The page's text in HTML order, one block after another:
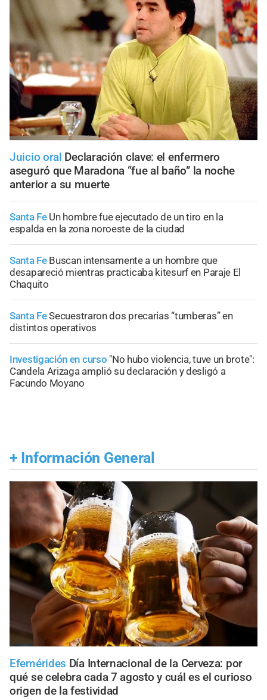
Juicio oral Declaración clave: el enfermero
aseguró que Maradona “fue al baño” la noche
anterior a su muerte
Santa Fe Un hombre fue ejecutado de un tiro en la
espalda en la zona noroeste de la ciudad
Santa Fe Buscan intensamente a un hombre que
desapareció mientras practicaba kitesurf en Paraje El
Chaquito
Santa FeSecuestraron dos precarias “tumberas” en
distintos operativos
Investigación en curso "No hubo violencia, tuve un brote":
Candela Arizaga amplió su declaración y desligó a
Facundo Moyano
+ Información General
Efemérides Día Internacional de la Cerveza: por
qué se celebra cada 7 agosto y cuál es el curioso
origen de la festividad